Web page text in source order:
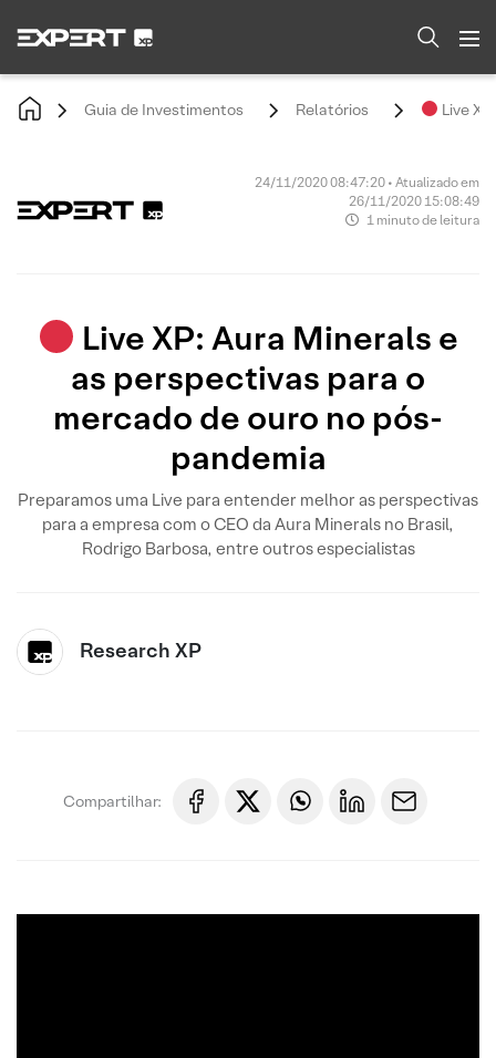
Guia de Investimentos Relatórios Live
24/11/2020 08:47:20 • Atualizado em
26/11/2020 15:08:49
1 minuto de leitura
Live XP: Aura Minerals e
as perspectivas para o
mercado de ouro no pós-
pandemia
Preparamos uma Live para entender melhor as perspectivas
para a empresa com o CEO da Aura Minerals no Brasil,
Rodrigo Barbosa, entre outros especialistas
Research XP
Compartilhar: